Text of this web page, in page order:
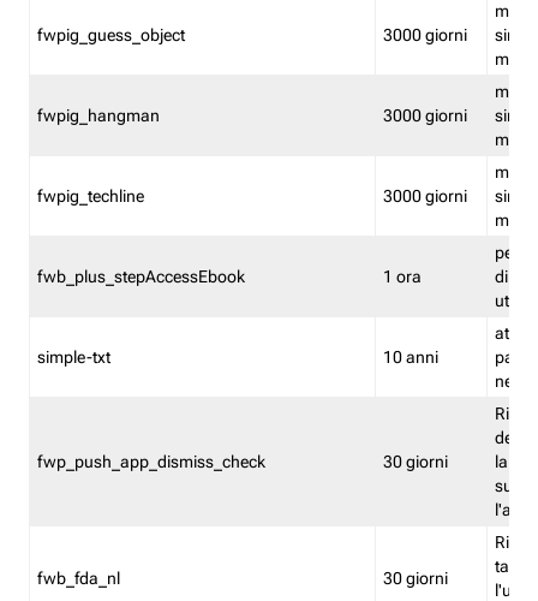
fwpig_guess_object 3000 giorni
fwpig_hangman 3000 giorni
fwpig_techline 3000 giorni
fwb_plus_stepAccessEbook 1 ora
di un
simple-txt 10 anni
attiva
fwp_push_app_dismiss_check 30 giorni
la
fwb_fda_nl 30 giorni